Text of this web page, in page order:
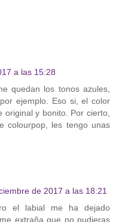
a las 15:28
quedan los tonos azules,
ejemplo. Eso si, el color
y bonito. Por cierto,
colourpop, les tengo unas
de 2017 a las 18:21
el labial me ha dejado
extraña que no pudieras